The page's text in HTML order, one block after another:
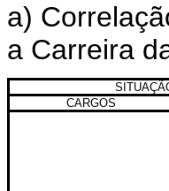
a)
a Carreira
CARGOS